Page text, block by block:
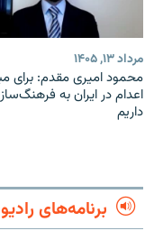
مرداد ۱۳, ۱۴۰۵
محمود امیری مقدم: برای
اعدام در ایران به
داریم
برنامه‌های